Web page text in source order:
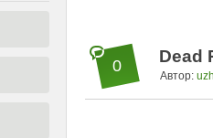
0 Dead
Автор: